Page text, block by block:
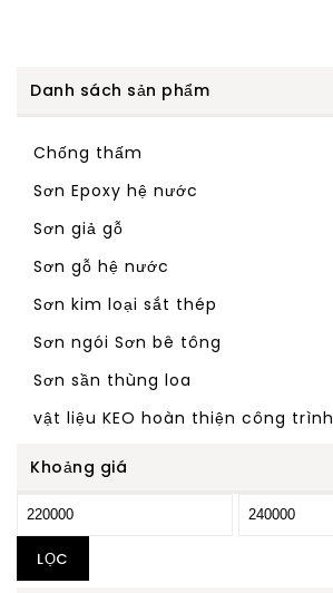
Danh sách sản phẩm
Chống thấm
Sơn Epoxy hệ nước
Sơn giả gỗ
Sơn gỗ hệ nước
Sơn kim loại sắt thép
Sơn ngói Sơn bê tông
Sơn sần thùng loa
vật liệu KEO hoàn thiện công trình
Khoảng giá
LỌC